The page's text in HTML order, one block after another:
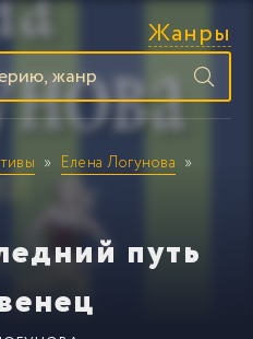
Жанры
Елена Логунова
путь